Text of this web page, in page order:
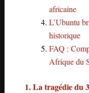
africaine
L’Ubuntu
historique
FAQ :
Afrique du
1. La tragédie du